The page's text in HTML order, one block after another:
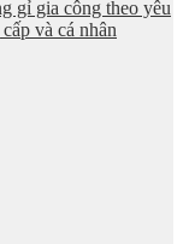
gỉ gia công theo yêu
và cá nhân